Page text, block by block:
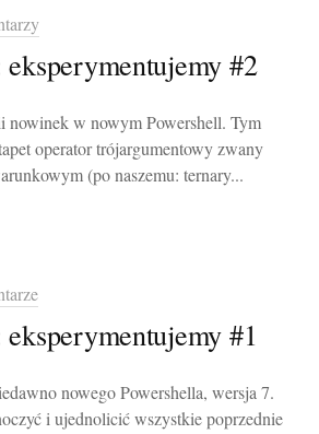
#2
nowinek w nowym Powershell. Tym
operator trójargumentowy zwany
(po naszemu: ternary...
#1
nowego Powershella, wersja 7.
i ujednolicić wszystkie poprzednie